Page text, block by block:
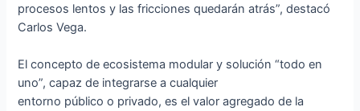
procesos lentos y las fricciones quedarán atrás”, destacó
Carlos Vega.
El concepto de ecosistema modular y solución “todo en
uno”, capaz de integrarse a cualquier
entorno público o privado, es el valor agregado de la